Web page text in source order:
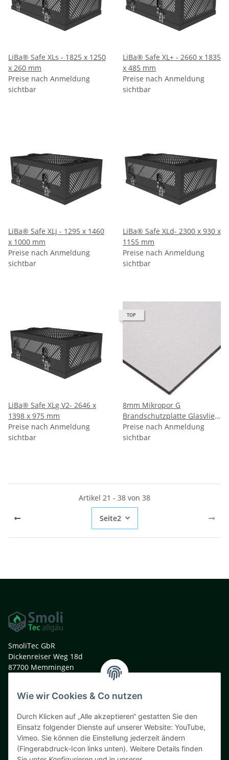
Wie wir Cookies & Co nutzen
Durch Klicken auf „Alle akzeptieren“ gestatten Sie den
Einsatz folgender Dienste auf unserer Website: YouTube,
Vimeo. Sie können die Einstellung jederzeit ändern
(Fingerabdruck-Icon links unten). Weitere Details finden
LiBa® Safe XLs - 1825 x 1250
x 260 mm
Preise nach Anmeldung
sichtbar
LiBa® Safe XL+ - 2660 x 1835
x 485 mm
Preise nach Anmeldung
sichtbar
LiBa® Safe XLj - 1295 x 1460
x 1000 mm
Preise nach Anmeldung
sichtbar
LiBa® Safe XLd- 2300 x 930 x
1155 mm
Preise nach Anmeldung
sichtbar
LiBa® Safe XLg V2- 2646 x
1398 x 975 mm
Preise nach Anmeldung
sichtbar
TOP
8mm Mikropor G
Brandschutzplatte Glasvlies
weiß 2500 x 1250 mm
Preise nach Anmeldung
sichtbar
Artikel 21 - 38 von 38
Seite2
SmoliTec GbR
Dickenreiser Weg 18d
87700 Memmingen
t. +49 (0)8331 991 33 44
info@smolitec.de
Informationen